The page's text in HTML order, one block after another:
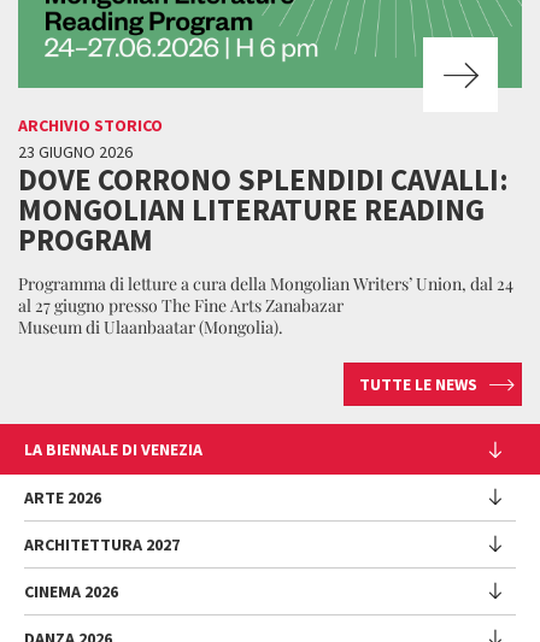
ARCHIVIO STORICO
23 GIUGNO 2026
DOVE CORRONO SPLENDIDI CAVALLI:
MONGOLIAN LITERATURE READING
PROGRAM
Programma di letture a cura della Mongolian Writers’ Union, dal 24
al 27 giugno presso The Fine Arts Zanabazar
Museum di Ulaanbaatar (Mongolia).
TUTTE LE NEWS
LA BIENNALE DI VENEZIA
L'Istituzione
Cariche istituzionali
Storia
Luoghi
Sponsorship
ARTE 2026
Esposizione
Intervento di Pietrangelo Buttafuoco
ARCHITETTURA 2027
Mostra
CINEMA 2026